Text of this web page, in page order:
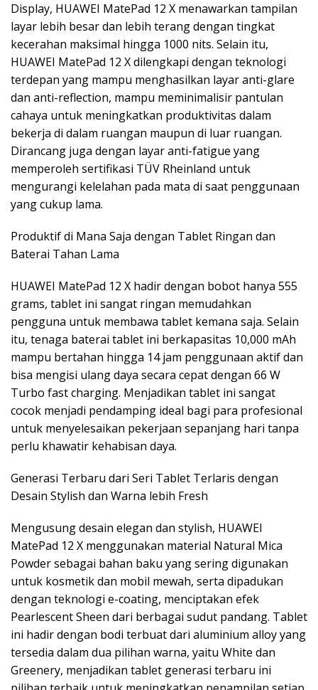
Display, HUAWEI MatePad 12 X menawarkan tampilan
layar lebih besar dan lebih terang dengan tingkat
kecerahan maksimal hingga 1000 nits. Selain itu,
HUAWEI MatePad 12 X dilengkapi dengan teknologi
terdepan yang mampu menghasilkan layar anti-glare
dan anti-reflection, mampu meminimalisir pantulan
cahaya untuk meningkatkan produktivitas dalam
bekerja di dalam ruangan maupun di luar ruangan.
Dirancang juga dengan layar anti-fatigue yang
memperoleh sertifikasi TÜV Rheinland untuk
mengurangi kelelahan pada mata di saat penggunaan
yang cukup lama.
Produktif di Mana Saja dengan Tablet Ringan dan
Baterai Tahan Lama
HUAWEI MatePad 12 X hadir dengan bobot hanya 555
grams, tablet ini sangat ringan memudahkan
pengguna untuk membawa tablet kemana saja. Selain
itu, tenaga baterai tablet ini berkapasitas 10,000 mAh
mampu bertahan hingga 14 jam penggunaan aktif dan
bisa mengisi ulang daya secara cepat dengan 66 W
Turbo fast charging. Menjadikan tablet ini sangat
cocok menjadi pendamping ideal bagi para profesional
untuk menyelesaikan pekerjaan sepanjang hari tanpa
perlu khawatir kehabisan daya.
Generasi Terbaru dari Seri Tablet Terlaris dengan
Desain Stylish dan Warna lebih Fresh
Mengusung desain elegan dan stylish, HUAWEI
MatePad 12 X menggunakan material Natural Mica
Powder sebagai bahan baku yang sering digunakan
untuk kosmetik dan mobil mewah, serta dipadukan
dengan teknologi e-coating, menciptakan efek
Pearlescent Sheen dari berbagai sudut pandang. Tablet
ini hadir dengan bodi terbuat dari aluminium alloy yang
tersedia dalam dua pilihan warna, yaitu White dan
Greenery, menjadikan tablet generasi terbaru ini